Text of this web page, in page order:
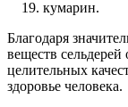
кумарин.
Благодаря
веществ
целительных
здоровье человека.